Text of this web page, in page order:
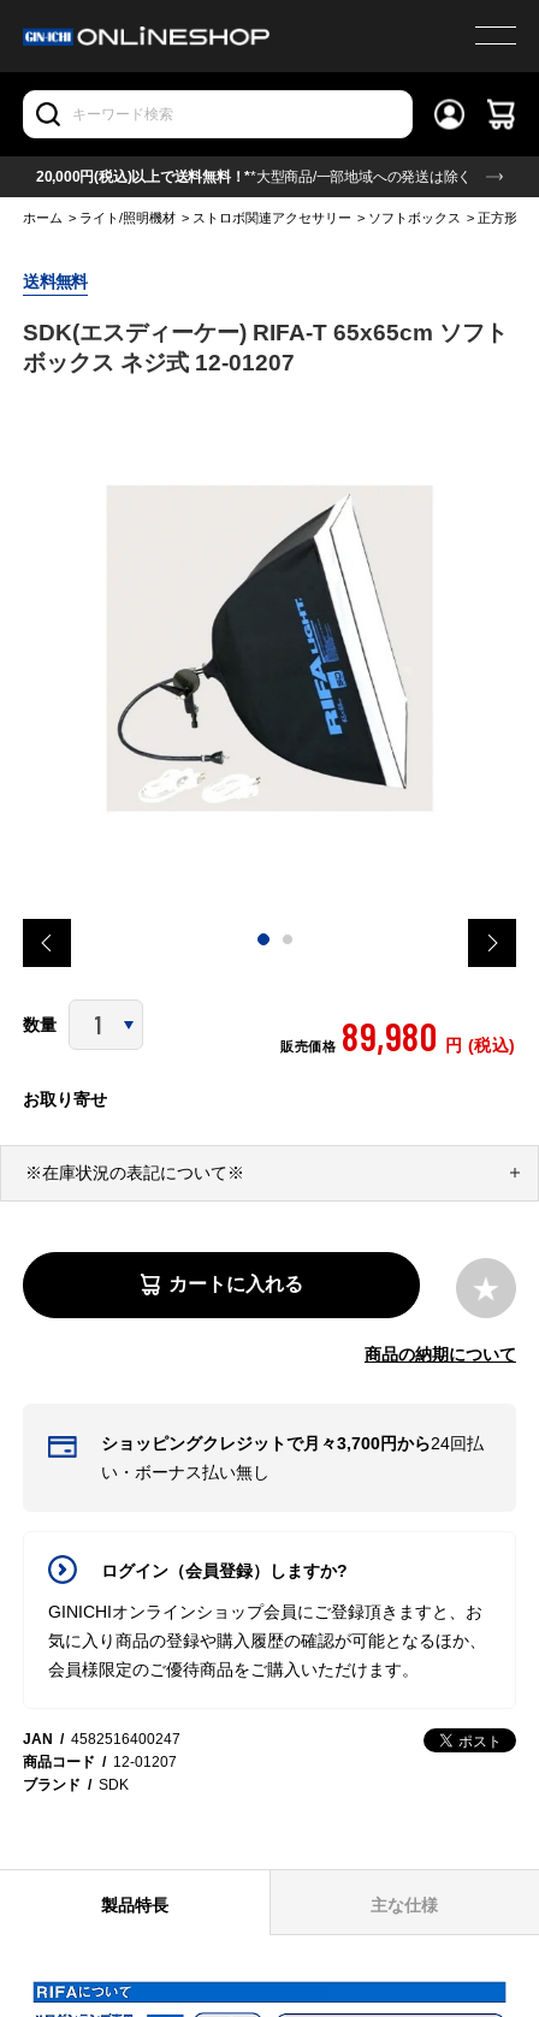
20,000円(税込)以上で送料無料！**大型商品/一部地域への発送は除く
ホーム > ライト/照明機材 > ストロボ関連アクセサリー > ソフトボックス >正方形・
送料無料
SDK(エスディーケー) RIFA-T 65x65cm ソフト
ボックス ネジ式 12-01207
数量
販売価格 89,980 円 (税込)
お取り寄せ
※在庫状況の表記について※
カートに入れる
商品の納期について
ショッピングクレジットで月々3,700円から24回払
い・ボーナス払い無し
ログイン（会員登録）しますか?
GINICHIオンラインショップ会員にご登録頂きますと、お
気に入り商品の登録や購入履歴の確認が可能となるほか、
会員様限定のご優待商品をご購入いただけます。
JAN
4582516400247
商品コード
12-01207
ブランド
SDK
製品特長 主な仕様